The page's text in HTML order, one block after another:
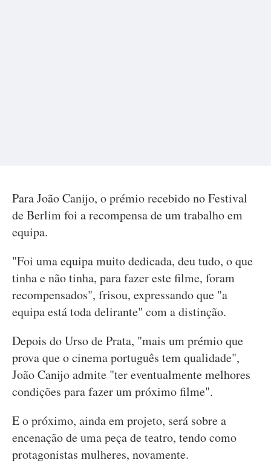
Para João Canijo, o prémio recebido no Festival
de Berlim foi a recompensa de um trabalho em
equipa.
"Foi uma equipa muito dedicada, deu tudo, o que
tinha e não tinha, para fazer este filme, foram
recompensados", frisou, expressando que "a
equipa está toda delirante" com a distinção.
Depois do Urso de Prata, "mais um prémio que
prova que o cinema português tem qualidade",
João Canijo admite "ter eventualmente melhores
condições para fazer um próximo filme".
E o próximo, ainda em projeto, será sobre a
encenação de uma peça de teatro, tendo como
protagonistas mulheres, novamente.